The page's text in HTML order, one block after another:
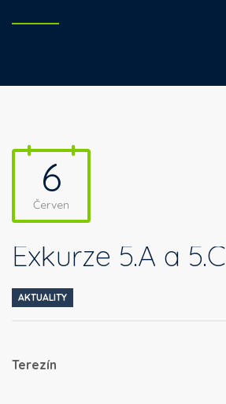
6
Červen
Exkurze 5.A a 5.C
AKTUALITY
Terezín